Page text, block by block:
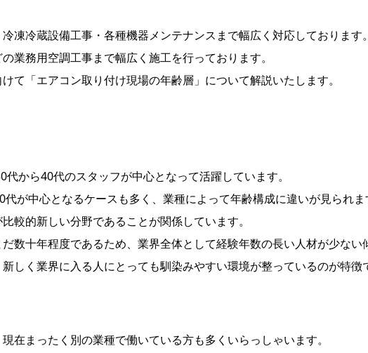
凍冷蔵設備工事・各種機器メンテナンスまで幅広く対応しております
業務用空調工事まで幅広く施工を行っております。
て「エアコン取り付け現場の年齢層」について解説いたします。
から40代のスタッフが中心となって活躍しています。
が中心となるケースも多く、業種によって年齢構成に違いが見られ
較的新しい分野であることが関係しています。
数十年程度であるため、業界全体として経験年数の長い人材が少ない
しく業界に入る人にとっても馴染みやすい環境が整っているのが特徴
在まったく別の業種で働いている方も多くいらっしゃいます。